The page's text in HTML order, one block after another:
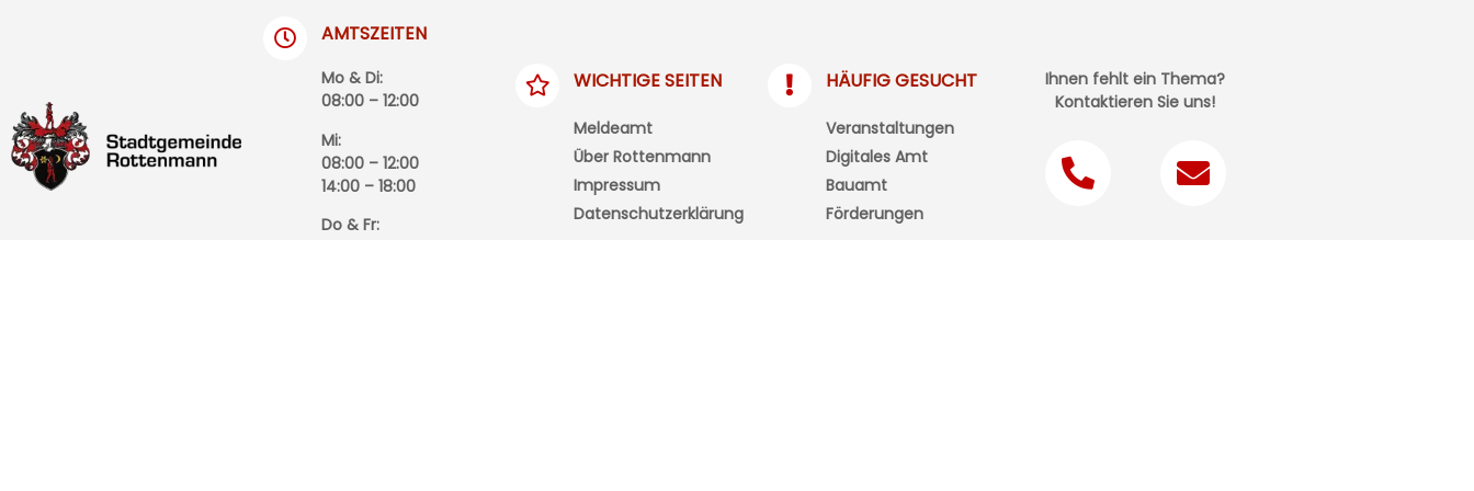
AMTSZEITEN
Mo & Di:
08:00 – 12:00
Mi:
08:00 – 12:00
14:00 – 18:00
Do & Fr:
WICHTIGE SEITEN
Meldeamt
Über Rottenmann
Impressum
Datenschutzerklärung
HÄUFIG GESUCHT
Veranstaltungen
Digitales Amt
Bauamt
Förderungen
Ihnen fehlt ein Thema?
Kontaktieren Sie uns!